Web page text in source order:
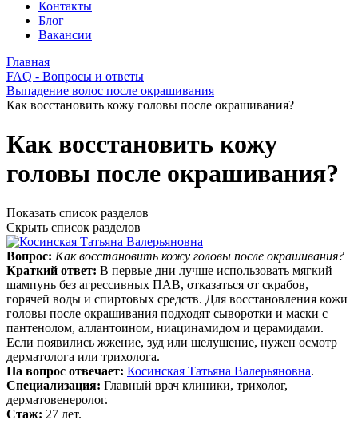
Контакты
Блог
Вакансии
Главная
FAQ - Вопросы и ответы
Выпадение волос после окрашивания
Как восстановить кожу головы после окрашивания?
Как восстановить кожу
головы после окрашивания?
Показать список разделов
Скрыть список разделов
Вопрос: Как восстановить кожу головы после окрашивания?
Краткий ответ: В первые дни лучше использовать мягкий
шампунь без агрессивных ПАВ, отказаться от скрабов,
горячей воды и спиртовых средств. Для восстановления кожи
головы после окрашивания подходят сыворотки и маски с
пантенолом, аллантоином, ниацинамидом и церамидами.
Если появились жжение, зуд или шелушение, нужен осмотр
дерматолога или трихолога.
На вопрос отвечает: Косинская Татьяна Валерьяновна.
Специализация: Главный врач клиники, трихолог,
дерматовенеролог.
Стаж: 27 лет.